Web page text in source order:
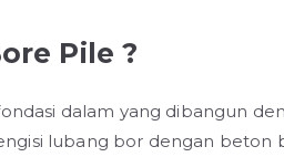
Pile ?
dalam yang dibangun
lubang bor dengan beton